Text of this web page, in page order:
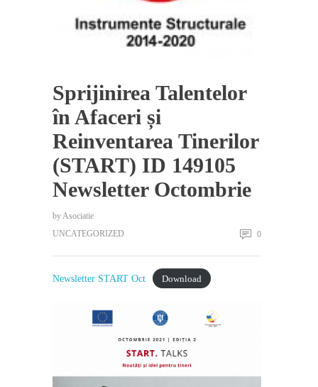
Sprijinirea Talentelor
în Afaceri și
Reinventarea Tinerilor
(START) ID 149105
Newsletter Octombrie
by Asociatie
UNCATEGORIZED
0
Newsletter START Oct Download